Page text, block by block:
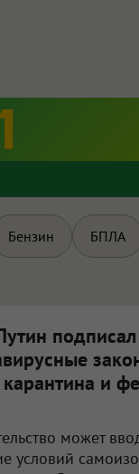
Бензин БПЛА
подписал
и
может
условий